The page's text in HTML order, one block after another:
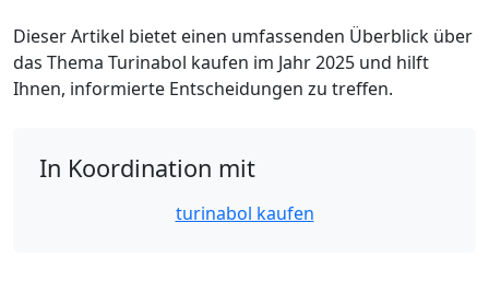
Dieser Artikel bietet einen umfassenden Überblick über
das Thema Turinabol kaufen im Jahr 2025 und hilft
Ihnen, informierte Entscheidungen zu treffen.
In Koordination mit
turinabol kaufen